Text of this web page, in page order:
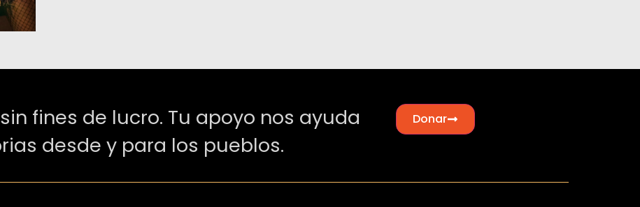
fines de lucro. Tu apoyo nos ayuda
desde y para los pueblos.
Donar